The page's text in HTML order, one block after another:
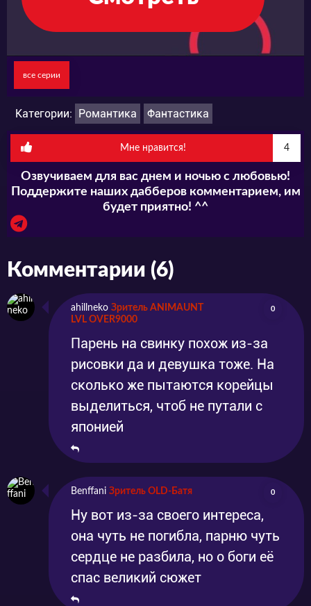
все серии
Категории: Романтика Фантастика
Мне нравится! 4
Озвучиваем для вас днем и ночью с любовью!
Поддержите наших дабберов комментарием, им
будет приятно! ^^
Комментарии (6)
ahillneko Зритель ANIMAUNT
LVL OVER9000
0
Парень на свинку похож из-за
рисовки да и девушка тоже. На
сколько же пытаются корейцы
выделиться, чтоб не путали с
японией
Benffani Зритель OLD-Батя 0
Ну вот из-за своего интереса,
она чуть не погибла, парню чуть
сердце не разбила, но о боги её
спас великий сюжет